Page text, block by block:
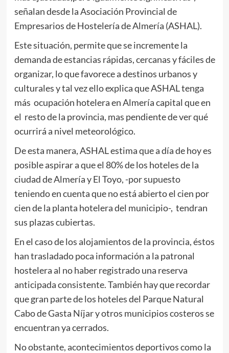
señalan desde la Asociación Provincial de
Empresarios de Hostelería de Almería (ASHAL).
Este situación, permite que se incremente la
demanda de estancias rápidas, cercanas y fáciles de
organizar, lo que favorece a destinos urbanos y
culturales y tal vez ello explica que ASHAL tenga
más ocupación hotelera en Almería capital que en
el resto de la provincia, mas pendiente de ver qué
ocurrirá a nivel meteorológico.
De esta manera, ASHAL estima que a día de hoy es
posible aspirar a que el 80% de los hoteles de la
ciudad de Almería y El Toyo, -por supuesto
teniendo en cuenta que no está abierto el cien por
cien de la planta hotelera del municipio-, tendran
sus plazas cubiertas.
En el caso de los alojamientos de la provincia, éstos
han trasladado poca información a la patronal
hostelera al no haber registrado una reserva
anticipada consistente. También hay que recordar
que gran parte de los hoteles del Parque Natural
Cabo de Gasta Níjar y otros municipios costeros se
encuentran ya cerrados.
No obstante, acontecimientos deportivos como la